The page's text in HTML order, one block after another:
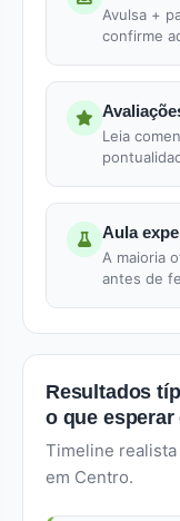
Avulsa +
confirme
Leia
Aula
A maioria
antes de
Resultados
o que esperar
Timeline
em Centro.